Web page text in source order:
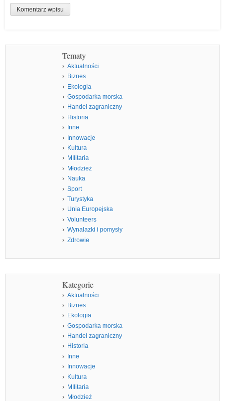
Tematy
Aktualności
Biznes
Ekologia
Gospodarka morska
Handel zagraniczny
Historia
Inne
Innowacje
Kultura
MIlitaria
Młodzież
Nauka
Sport
Turystyka
Unia Europejska
Volunteers
Wynalazki i pomysły
Zdrowie
Kategorie
Aktualności
Biznes
Ekologia
Gospodarka morska
Handel zagraniczny
Historia
Inne
Innowacje
Kultura
MIlitaria
Młodzież